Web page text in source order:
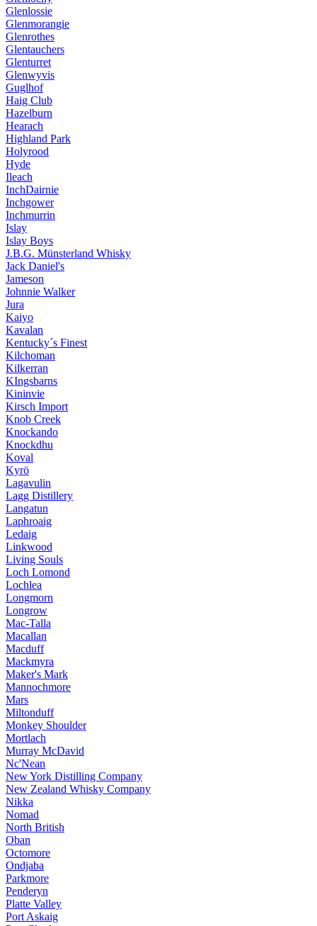
Glenlossie
Glenmorangie
Glenrothes
Glentauchers
Glenturret
Glenwyvis
Guglhof
Haig Club
Hazelburn
Hearach
Highland Park
Holyrood
Hyde
Ileach
InchDairnie
Inchgower
Inchmurrin
Islay
Islay Boys
J.B.G. Münsterland Whisky
Jack Daniel's
Jameson
Johnnie Walker
Jura
Kaiyo
Kavalan
Kentucky´s Finest
Kilchoman
Kilkerran
KIngsbarns
Kininvie
Kirsch Import
Knob Creek
Knockando
Knockdhu
Koval
Kyrö
Lagavulin
Lagg Distillery
Langatun
Laphroaig
Ledaig
Linkwood
Living Souls
Loch Lomond
Lochlea
Longmorn
Longrow
Mac-Talla
Macallan
Macduff
Mackmyra
Maker's Mark
Mannochmore
Mars
Miltonduff
Monkey Shoulder
Mortlach
Murray McDavid
Nc'Nean
New York Distilling Company
New Zealand Whisky Company
Nikka
Nomad
North British
Oban
Octomore
Ondjaba
Parkmore
Penderyn
Platte Valley
Port Askaig